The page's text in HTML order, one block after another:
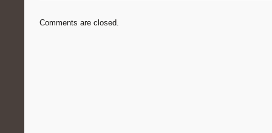
Comments are closed.